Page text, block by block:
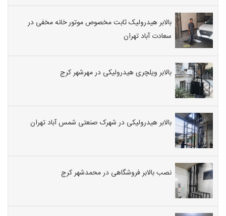
بالابر هیدرولیک ثابت مخصوص موتور خانه مخفی در
سعادت آباد تهران
بالابر ویلچری هیدرولیکی در مهرشهر کرج
بالابر هیدرولیکی در شهرک صنعتی شمس آباد تهران
نصب بالابر فروشگاهی در محمدشهر کرج